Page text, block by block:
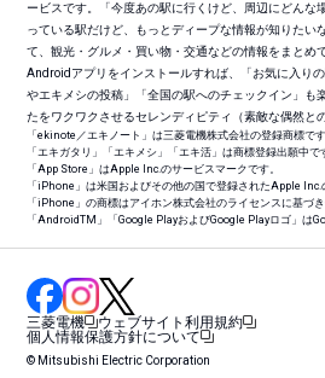
ービスです。「今度あの駅に行くけど、周辺にどんな
っている駅だけど、もっとディープな情報が知りたい
て、観光・グルメ・買い物・交通などの情報をまとめ
Androidアプリをインストールすれば、「お気に入り
やエキメシの投稿」「全国の駅へのチェックイン」も
たをワクワクさせるセレンディピティ（素敵な偶然と
「ekinote／エキノート」は三菱電機株式会社の登録商標です
「エキガタリ」「エキメシ」「エキ活」は商標登録出願中で
「App Store」はApple Inc.のサービスマークです。
「iPhone」は米国およびその他の国で登録されたApple Inc.
「iPhone」の商標はアイホン株式会社のライセンスに基づ
「AndroidTM 」「Google PlayおよびGoogle Playロゴ」は
三菱電機
ウェブサイト利用規約
個人情報保護方針について
© Mitsubishi Electric Corporation